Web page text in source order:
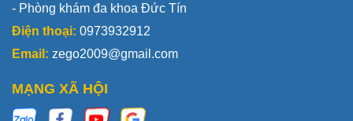
- Phòng khám đa khoa Đức Tín
Điện thoại: 0973932912
Email: zego2009@gmail.com
MẠNG XÃ HỘI